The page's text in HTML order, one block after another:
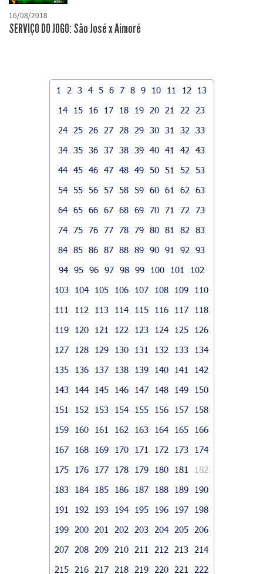
16/08/2018
SERVIÇO DO JOGO: São José x Aimoré
1 2 3 4 5 6 7 8 9 10 11 12
13
14
15 16 17 18 19 20 21 22
23
24
25 26 27 28 29 30 31 32
33
34 35 36 37 38 39 40 41 42
43
44 45 46 47 48 49 50 51 52
53
54 55 56 57 58 59 60 61 62
63
64 65 66 67 68 69 70 71 72
73
74 75 76 77 78 79 80 81 82
83
84 85 86 87 88 89 90 91 92
93
94 95 96 97 98 99 100 101
102
103
104 105 106 107 108 109
110
111
112 113 114 115 116 117
118
119
120 121 122 123 124 125
126
127
128 129 130 131 132 133
134
135
136 137 138 139 140 141
142
143
144 145 146 147 148 149
150
151
152 153 154 155 156 157
158
159
160 161 162 163 164 165
166
167
168 169 170 171 172 173
174
175
176 177 178 179 180 181
182
183
184 185 186 187 188 189
190
191
192 193 194 195 196 197
198
199
200 201 202 203 204 205
206
207
208 209 210 211 212 213
214
215
216 217 218 219 220 221
222